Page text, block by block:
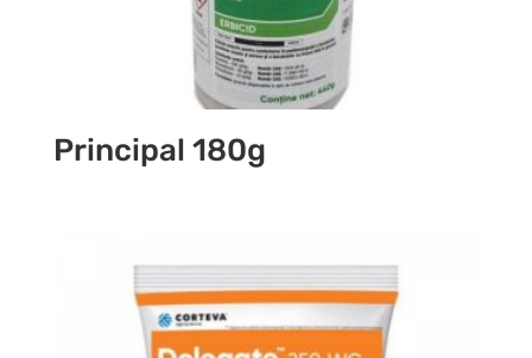
Principal 180g